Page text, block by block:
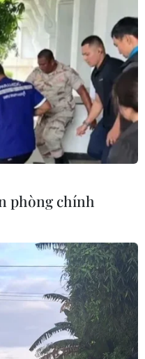
Quốc
lịch
nổi
phòng chính